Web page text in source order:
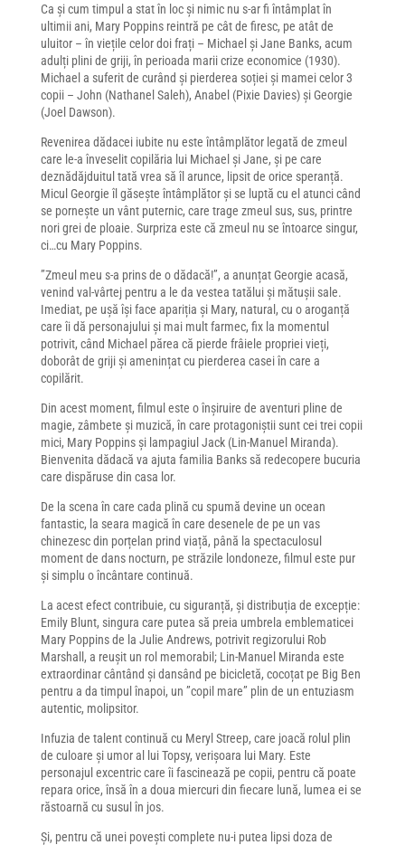
Ca și cum timpul a stat în loc și nimic nu s-ar fi întâmplat în
ultimii ani, Mary Poppins reintră pe cât de firesc, pe atât de
uluitor – în viețile celor doi frați – Michael și Jane Banks, acum
adulți plini de griji, în perioada marii crize economice (1930).
Michael a suferit de curând și pierderea soției și mamei celor 3
copii – John (Nathanel Saleh), Anabel (Pixie Davies) și Georgie
(Joel Dawson).
Revenirea dădacei iubite nu este întâmplător legată de zmeul
care le-a înveselit copilăria lui Michael și Jane, și pe care
deznădăjduitul tată vrea să îl arunce, lipsit de orice speranță.
Micul Georgie îl găsește întâmplător și se luptă cu el atunci când
se pornește un vânt puternic, care trage zmeul sus, sus, printre
nori grei de ploaie. Surpriza este că zmeul nu se întoarce singur,
ci…cu Mary Poppins.
”Zmeul meu s-a prins de o dădacă!”, a anunțat Georgie acasă,
venind val-vârtej pentru a le da vestea tatălui și mătușii sale.
Imediat, pe ușă își face apariția și Mary, natural, cu o aroganță
care îi dă personajului și mai mult farmec, fix la momentul
potrivit, când Michael părea că pierde frâiele propriei vieți,
doborât de griji și amenințat cu pierderea casei în care a
copilărit.
Din acest moment, filmul este o înșiruire de aventuri pline de
magie, zâmbete și muzică, în care protagoniștii sunt cei trei copii
mici, Mary Poppins și lampagiul Jack (Lin-Manuel Miranda).
Bienvenita dădacă va ajuta familia Banks să redecopere bucuria
care dispăruse din casa lor.
De la scena în care cada plină cu spumă devine un ocean
fantastic, la seara magică în care desenele de pe un vas
chinezesc din porțelan prind viață, până la spectaculosul
moment de dans nocturn, pe străzile londoneze, filmul este pur
și simplu o încântare continuă.
La acest efect contribuie, cu siguranță, și distribuția de excepție:
Emily Blunt, singura care putea să preia umbrela emblematicei
Mary Poppins de la Julie Andrews, potrivit regizorului Rob
Marshall, a reușit un rol memorabil; Lin-Manuel Miranda este
extraordinar cântând și dansând pe bicicletă, cocoțat pe Big Ben
pentru a da timpul înapoi, un ”copil mare” plin de un entuziasm
autentic, molipsitor.
Infuzia de talent continuă cu Meryl Streep, care joacă rolul plin
de culoare și umor al lui Topsy, verișoara lui Mary. Este
personajul excentric care îi fascinează pe copii, pentru că poate
repara orice, însă în a doua miercuri din fiecare lună, lumea ei se
răstoarnă cu susul în jos.
Și, pentru că unei povești complete nu-i putea lipsi doza de